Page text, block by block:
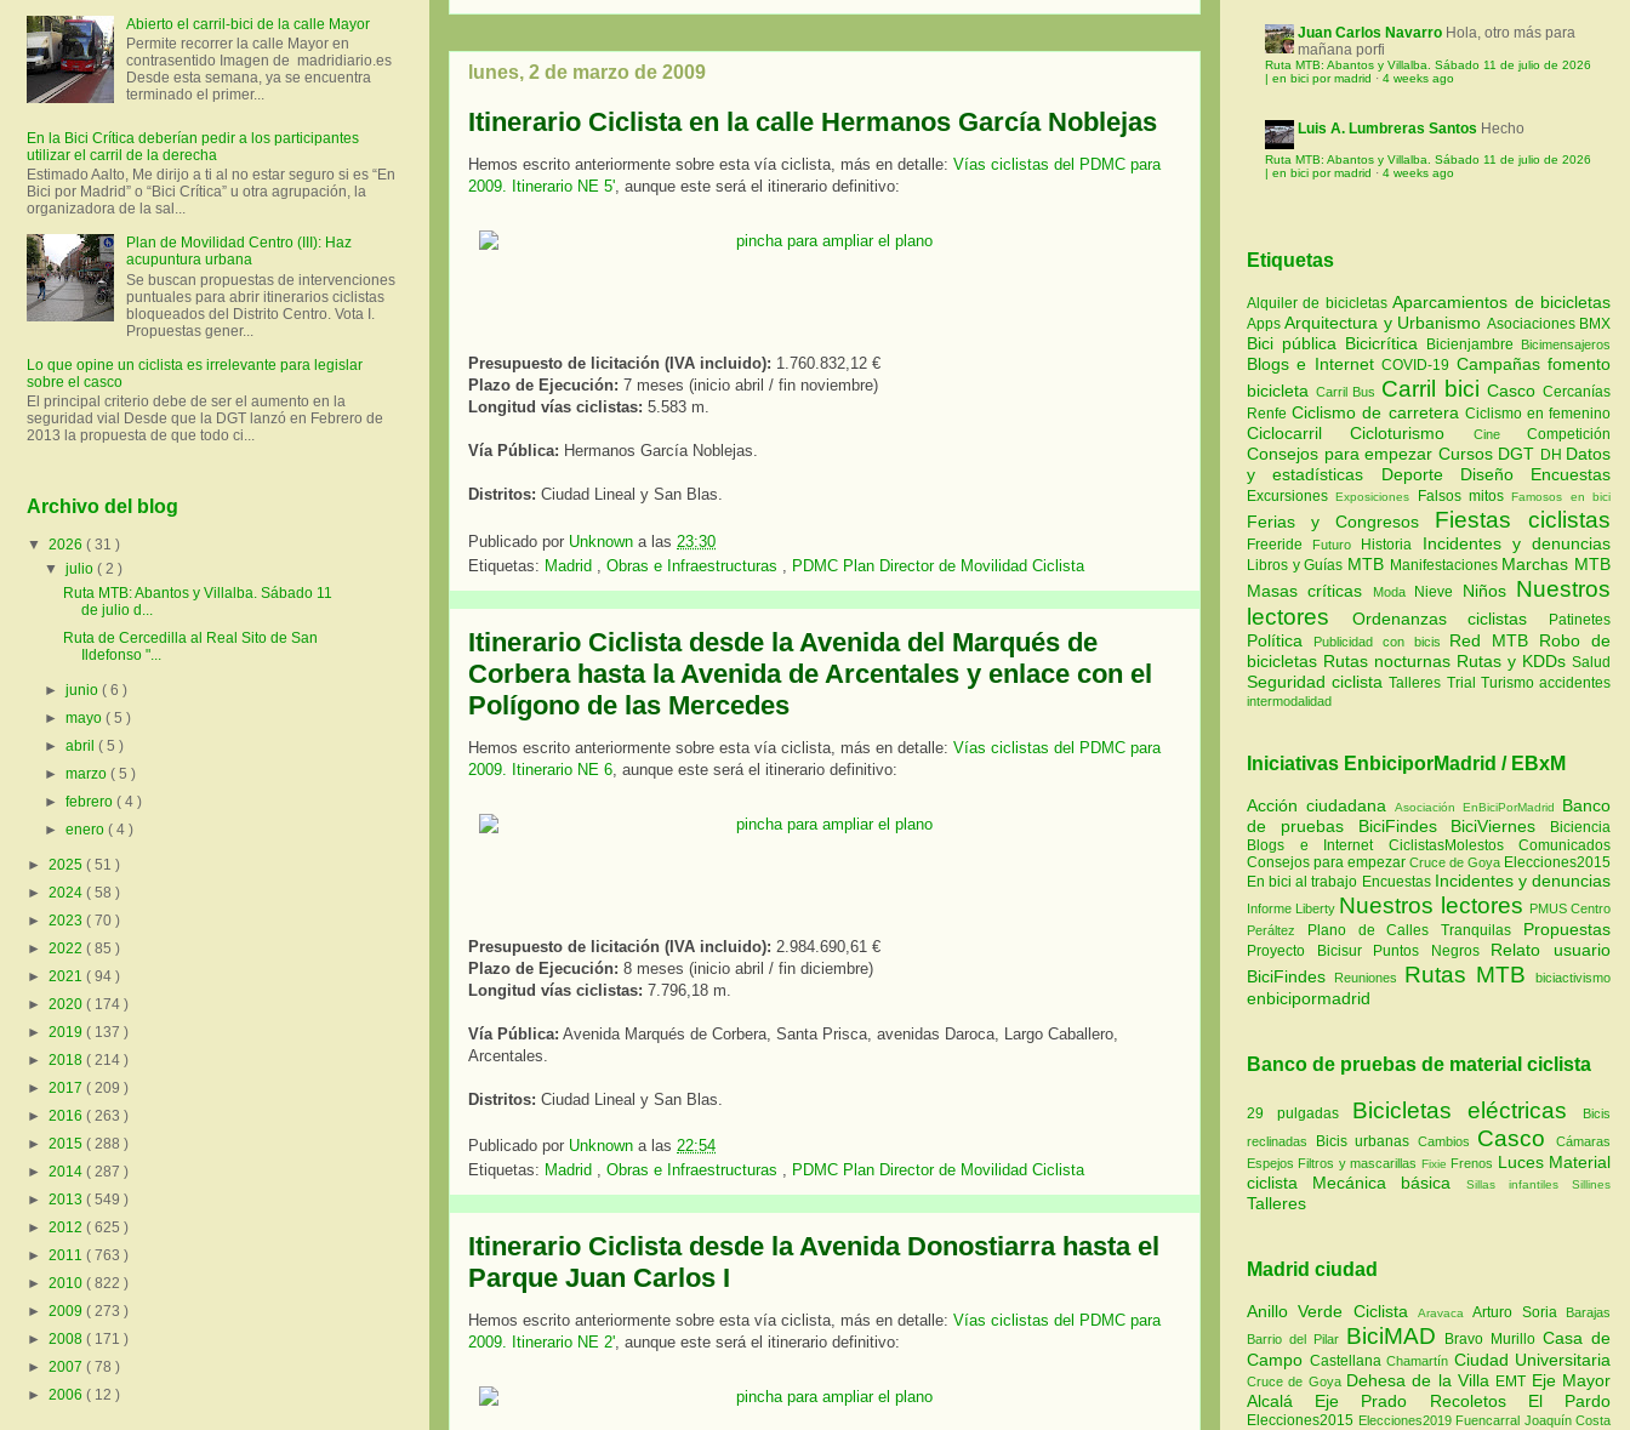
lunes, 2 de marzo de 2009
Itinerario Ciclista en la calle Hermanos García Noblejas
Hemos escrito anteriormente sobre esta vía ciclista, más en detalle: Vías ciclistas del PDMC para
2009. Itinerario NE 5', aunque este será el itinerario definitivo:
Presupuesto de licitación (IVA incluido): 1.760.832,12 €
Plazo de Ejecución: 7 meses (inicio abril / fin noviembre)
Longitud vías ciclistas: 5.583 m.
Vía Pública: Hermanos García Noblejas.
Distritos: Ciudad Lineal y San Blas.
Publicado por Unknown a las 23:30
Etiquetas: Madrid Obras e Infraestructuras PDMC Plan Director de Movilidad Ciclista
Itinerario Ciclista desde la Avenida del Marqués de
Corbera hasta la Avenida de Arcentales y enlace con el
Polígono de las Mercedes
Hemos escrito anteriormente sobre esta vía ciclista, más en detalle: Vías ciclistas del PDMC para
2009. Itinerario NE 6 , aunque este será el itinerario definitivo:
Presupuesto de licitación (IVA incluido): 2.984.690,61 €
Plazo de Ejecución: 8 meses (inicio abril / fin diciembre)
Longitud vías ciclistas: 7.796,18 m.
Vía Pública: Avenida Marqués de Corbera, Santa Prisca, avenidas Daroca, Largo Caballero,
Arcentales.
Distritos: Ciudad Lineal y San Blas.
Publicado por Unknown a las 22:54
Etiquetas: Madrid , Obras e Infraestructuras , PDMC Plan Director de Movilidad Ciclista
Itinerario Ciclista desde la Avenida Donostiarra hasta el
Parque Juan Carlos I
Hemos escrito anteriormente sobre esta vía ciclista, más en detalle: Vías ciclistas del PDMC para
2009. Itinerario NE 2', aunque este será el itinerario definitivo:
Abierto el carril-bici de la calle Mayor
Permite recorrer la calle Mayor en
contrasentido Imagen de madridiario.es
Desde esta semana, ya se encuentra
terminado el primer...
En la Bici Crítica deberían pedir a los participantes
utilizar el carril de la derecha
Estimado Aalto, Me dirijo a ti al no estar seguro si es “En
Bici por Madrid” o “Bici Crítica” u otra agrupación, la
organizadora de la sal...
Plan de Movilidad Centro (III): Haz
acupuntura urbana
Se buscan propuestas de intervenciones
puntuales para abrir itinerarios ciclistas
bloqueados del Distrito Centro. Vota I.
Propuestas gener...
Lo que opine un ciclista es irrelevante para legislar
sobre el casco
El principal criterio debe de ser el aumento en la
seguridad vial Desde que la DGT lanzó en Febrero de
2013 la propuesta de que todo ci...
Archivo del blog
▼ 2026 ( 31 )
▼julio( 2 )
Ruta MTB: Abantos y Villalba. Sábado 11
de julio d...
Ruta de Cercedilla al Real Sito de San
Ildefonso "...
►junio( 6 )
►mayo( 5 )
►abril( 5 )
►marzo( 5 )
►febrero( 4 )
►enero( 4 )
► 2025 ( 51 )
► 2024 ( 58 )
► 2023 ( 70 )
► 2022 ( 85 )
► 2021 ( 94 )
► 2020 ( 174 )
► 2019 ( 137 )
► 2018 ( 214 )
► 2017 ( 209 )
► 2016 ( 263 )
► 2015 ( 288 )
► 2014 ( 287 )
► 2013 ( 549 )
► 2012 ( 625 )
► 2011 ( 763 )
► 2010 ( 822 )
► 2009 ( 273 )
► 2008 ( 171 )
► 2007 ( 78 )
► 2006 ( 12 )
Juan Carlos Navarro Hola, otro más para
mañana porfi
Ruta MTB: Abantos y Villalba. Sábado 11 de julio de 2026
| en bici por madrid · 4 weeks ago
Luis A. Lumbreras Santos Hecho
Ruta MTB: Abantos y Villalba. Sábado 11 de julio de 2026
| en bici por madrid · 4 weeks ago
Etiquetas
Alquiler de bicicletasAparcamientos de bicicletas
AppsArquitectura y Urbanismo Asociaciones BMX
Bici pública Bicicrítica Bicienjambre Bicimensajeros
Blogs e InternetCOVID-19 Campañas fomento
bicicleta Carril Bus Carril biciCascoCercanías
RenfeCiclismo de carretera Ciclismo en femenino
CiclocarrilCicloturismo CineCompetición
Consejos para empezar Cursos DGT DH Datos
y estadísticas Deporte Diseño Encuestas
ExcursionesExposiciones Falsos mitosFamosos en bici
Ferias y Congresos Fiestas ciclistas
Freeride Futuro Historia Incidentes y denuncias
Libros y Guías MTB Manifestaciones Marchas MTB
Masas críticas
Moda Nieve Niños Nuestros
lectores
Ordenanzas ciclistas Patinetes
Política Publicidad con bicis Red MTB Robo de
bicicletas Rutas nocturnas Rutas y KDDs Salud
Seguridad ciclistaTalleres Trial Turismoaccidentes
intermodalidad
Iniciativas EnbiciporMadrid / EBxM
Acción ciudadana Asociación EnBiciPorMadrid
Banco
de pruebas
BiciFindes BiciViernes
Biciencia
Blogs e Internet
CiclistasMolestos
Comunicados
Consejos para empezar Cruce de Goya Elecciones2015
En bici al trabajo Encuestas Incidentes y denuncias
Informe Liberty Nuestros lectores
PMUS Centro
Peráltez
Plano de Calles Tranquilas Propuestas
Proyecto Bicisur Puntos Negros
Relato usuario
BiciFindes
Reuniones Rutas MTB biciactivismo
enbicipormadrid
Banco de pruebas de material ciclista
29 pulgadas Bicicletas eléctricas
Bicis
reclinadas
Bicis urbanas Cambios Casco
Cámaras
Espejos Filtros y mascarillas Fixie Frenos Luces Material
ciclista
Mecánica básica Sillas infantiles Sillines
Talleres
Madrid ciudad
Anillo Verde Ciclista AravacaArturo Soria
Barajas
Barrio del Pilar BiciMAD Bravo MurilloCasa de
Campo Castellana Chamartín Ciudad Universitaria
Cruce de Goya Dehesa de la Villa EMT Eje Mayor
Alcalá Eje Prado Recoletos El Pardo
Elecciones2015 Elecciones2019 Fuencarral Joaquín Costa